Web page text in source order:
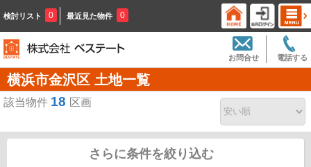
検討リスト 0 最近見た物件 0
電話する
お問合せ
横浜市金沢区 土地一覧
該当物件 18 区画
さらに条件を絞り込む